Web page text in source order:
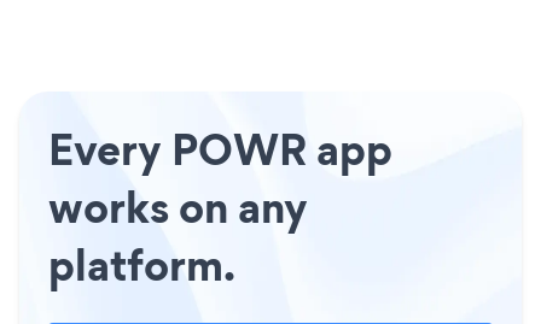
Every POWR app
works on any
platform.